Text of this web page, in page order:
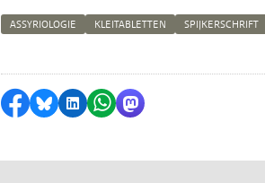
ASSYRIOLOGIE KLEITABLETTEN SPIJKERSCHRIFT
Delen op Facebook
Delen via Bluesky
Delen op LinkedIn
Delen via WhatsApp
Delen via Mastodon